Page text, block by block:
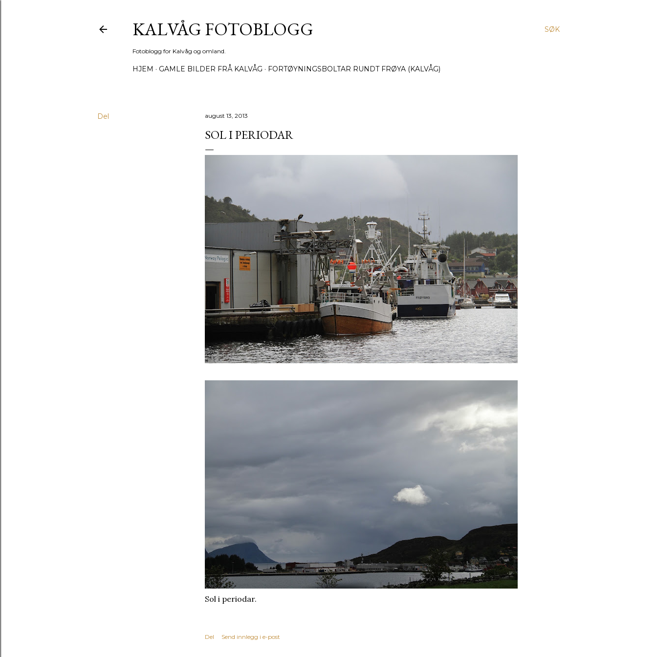
SØK
KALVÅG FOTOBLOGG
Fotoblogg for Kalvåg og omland.
HJEM GAMLE BILDER FRÅ KALVÅG FORTØYNINGSBOLTAR RUNDT FRØYA (KALVÅG)
Del august 13, 2013
SOL I PERIODAR
Sol i periodar.
Del Send innlegg i e-post